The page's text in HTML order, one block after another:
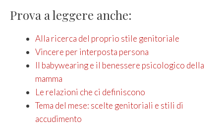
Prova a leggere anche:
Alla ricerca del proprio stile genitoriale
Vincere per interposta persona
Il babywearing e il benessere psicologico della
mamma
Le relazioni che ci definiscono
Tema del mese: scelte genitoriali e stili di
accudimento